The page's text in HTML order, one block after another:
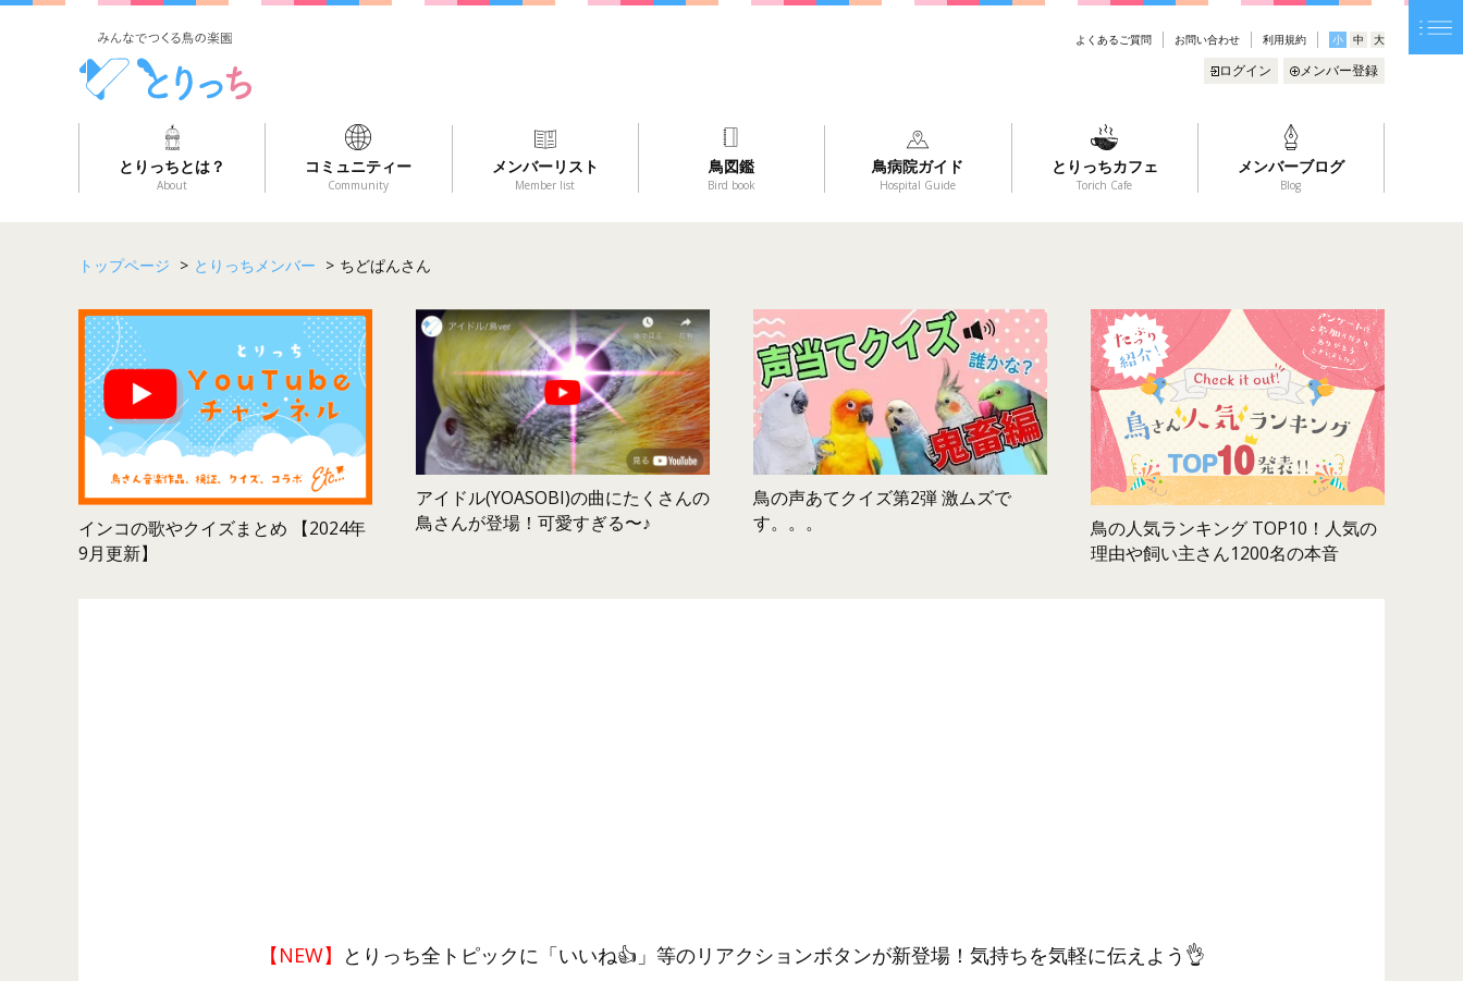
よくあるご質問 お問い合わせ 利用規約 小 中 大
ログイン メンバー登録
とりっちとは？
About
コミュニティー
Community
メンバーリスト
Member list
鳥図鑑
Bird book
鳥病院ガイド
Hospital Guide
とりっちカフェ
Torich Cafe
メンバーブログ
Blog
トップページ > とりっちメンバー > ちどぱんさん
インコの歌やクイズまとめ 【2024年
9月更新】
アイドル(YOASOBI)の曲にたくさんの
鳥さんが登場！可愛すぎる〜♪
鳥の声あてクイズ第2弾 激ムズで
す。。。
鳥の人気ランキング TOP10！人気の
理由や飼い主さん1200名の本音
【NEW】 とりっち全トピックに「いいね👍」等のリアクションボタンが新登場！気持ちを気軽に伝えよう👌